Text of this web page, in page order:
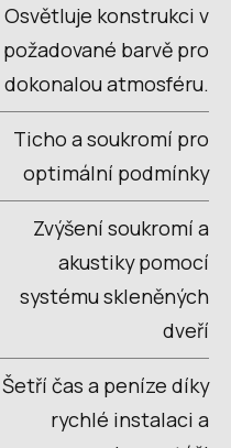
Osvětluje konstrukci v
požadované barvě pro
dokonalou atmosféru.
Ticho a soukromí pro
optimální podmínky
Zvýšení soukromí a
akustiky pomocí
systému skleněných
dveří
Šetří čas a peníze díky
rychlé instalaci a